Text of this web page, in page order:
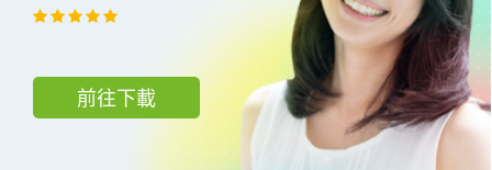
前往下載